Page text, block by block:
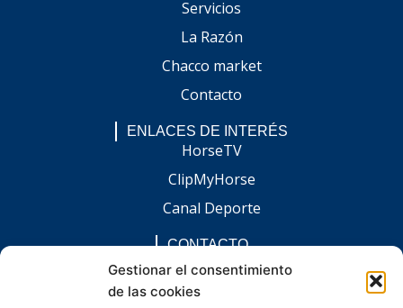
Gestionar el consentimiento
de las cookies
Servicios
La Razón
Chacco market
Contacto
ENLACES DE INTERÉS
HorseTV
ClipMyHorse
Canal Deporte
CONTACTO
comunicacion@chaccoinfo.com
Presentes en todo el ámbito nacional